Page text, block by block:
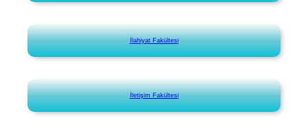
İlahiyat Fakültesi
İletişim Fakültesi